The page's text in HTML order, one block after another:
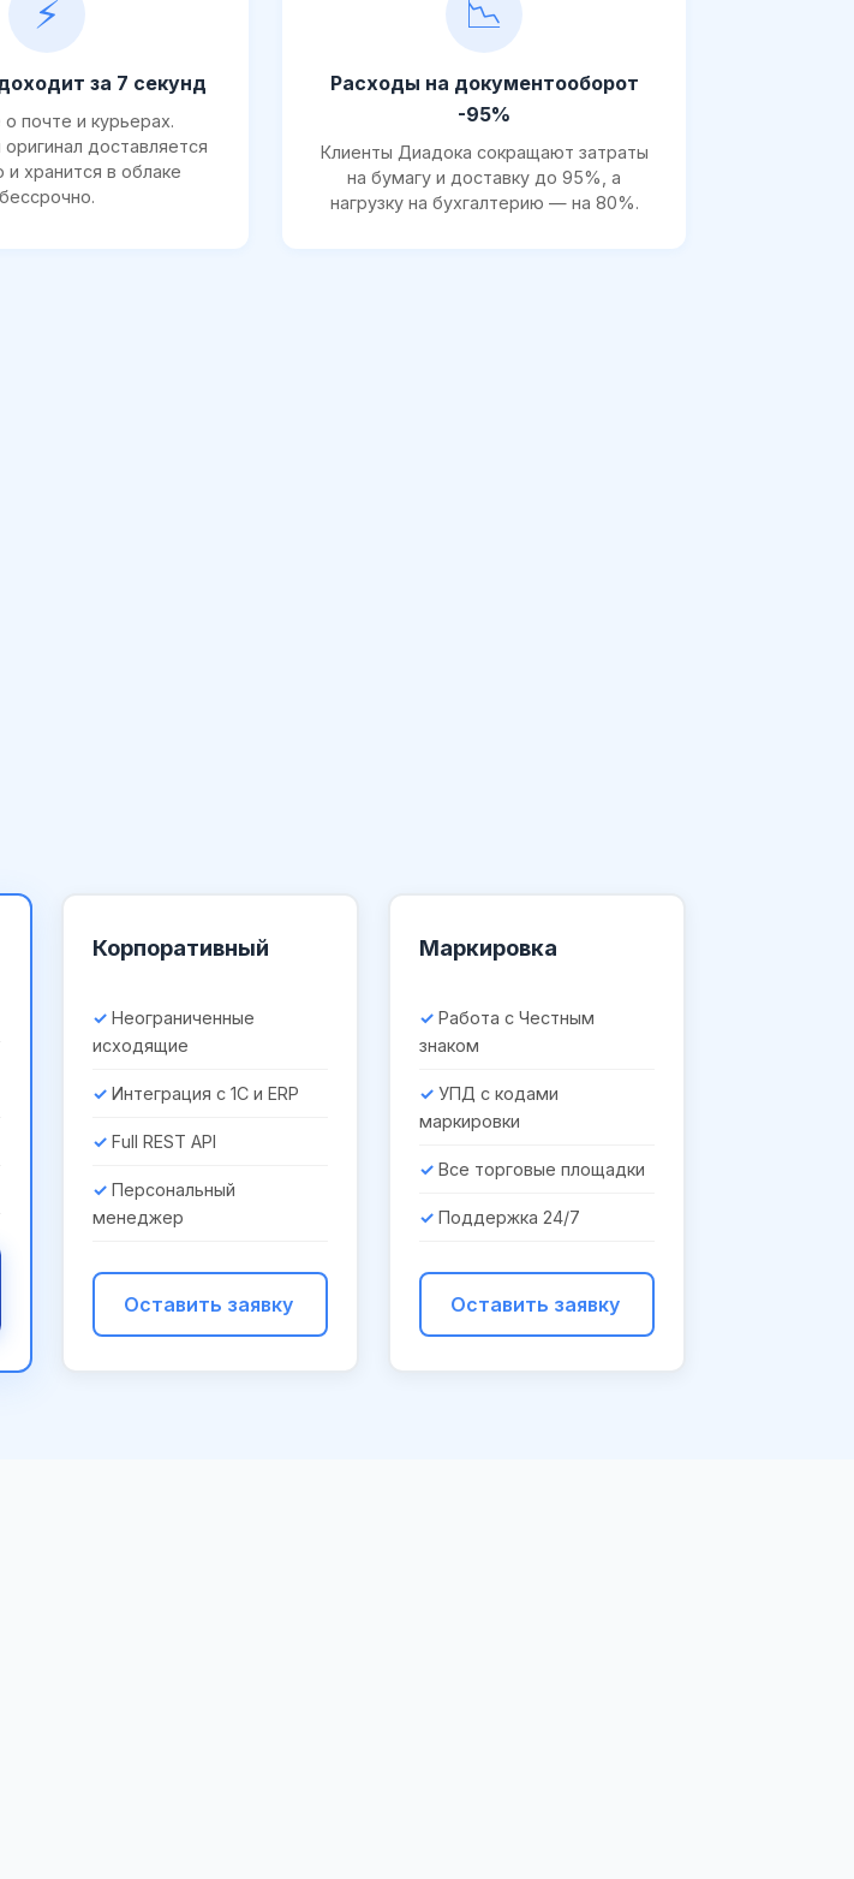
⚡
за 7 секунд
почте и курьерах.
доставляется
и хранится в облаке
бессрочно.
📉
Расходы на документооборот
-95%
Клиенты Диадока сокращают затраты
на бумагу и доставку до 95%, а
нагрузку на бухгалтерию — на 80%.
Корпоративный
Неограниченные
исходящие
Интеграция с 1С и ERP
Full REST API
Персональный
менеджер
Оставить заявку
Маркировка
Работа с Честным
знаком
УПД с кодами
маркировки
Все торговые площадки
Поддержка 24/7
Оставить заявку